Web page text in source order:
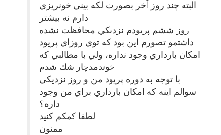
البته چند روز آخر بصورت لكه بيني خونريزي
دارم نه بيشتر
روز ششم پريودم نزديكي محافظت نشده
داشتمو تصورم اين بود كه توي روزاي پريود
امكان بارداري وجود نداره، ولي با مطالبي كه
خوندمدچار شك شدم
با توجه به دوره پريود من و روز نزديكي
سوالم اينه كه امكان بارداري براي من وجود
داره؟
لطفا كمكم كنيد
ممنون